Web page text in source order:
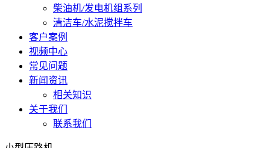
柴油机/发电机组系列
清洁车/水泥搅拌车
客户案例
视频中心
常见问题
新闻资讯
相关知识
关于我们
联系我们